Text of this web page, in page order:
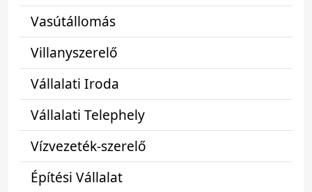
Vasútállomás
Villanyszerelő
Vállalati Iroda
Vállalati Telephely
Vízvezeték-szerelő
Építési Vállalat